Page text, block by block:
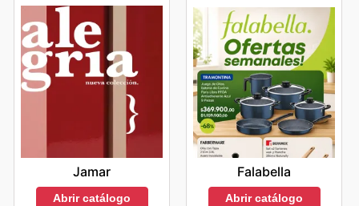
Jamar
Abrir catálogo
Falabella
Abrir catálogo